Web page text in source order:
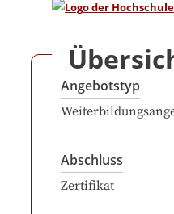
Angebotstyp
Abschluss
Zertifikat